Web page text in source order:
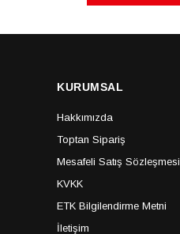
KURUMSAL
Hakkımızda
Toptan Sipariş
Mesafeli Satış Sözleşmesi
KVKK
ETK Bilgilendirme Metni
İletişim